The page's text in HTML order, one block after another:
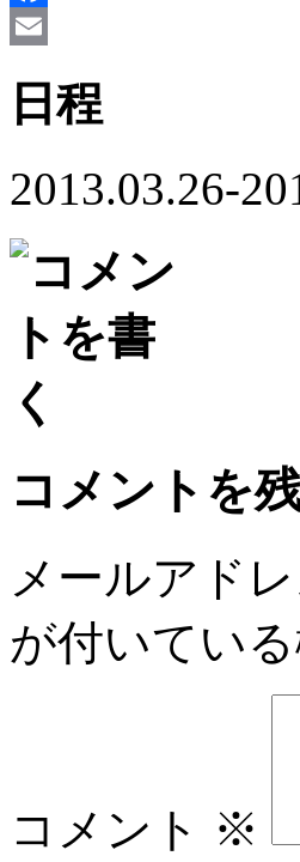
Facebook
日程
2013.03.26-
コメントを
メールアド
が付いてい
コメント ※